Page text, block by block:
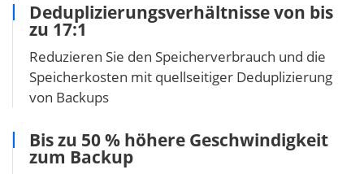
Deduplizierungsverhältnisse von bis
zu 17:1
Reduzieren Sie den Speicherverbrauch und die
Speicherkosten mit quellseitiger Deduplizierung
von Backups
Bis zu 50 % höhere Geschwindigkeit
zum Backup